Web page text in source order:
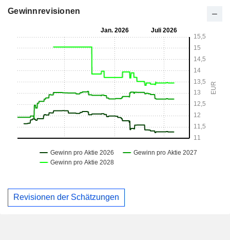
Gewinnrevisionen
Revisionen der Schätzungen